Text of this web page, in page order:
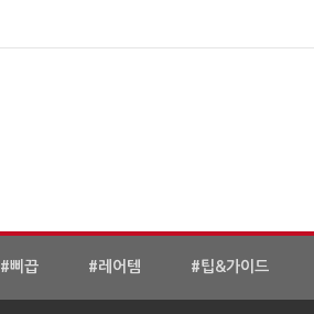
#삐끕 #레어템 #팁&가이드